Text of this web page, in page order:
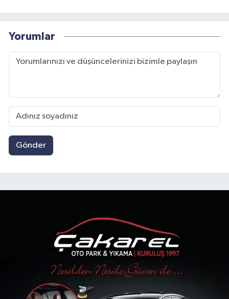
Yorumlar
Gönder